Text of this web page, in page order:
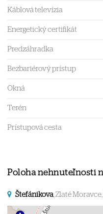
Káblová televízia
Energetický certifikát
Predzáhradka
Bezbariérový prístup
Okná
Terén
Prístupová cesta
Poloha nehnuteľnosti
Štefánikova, Zlaté